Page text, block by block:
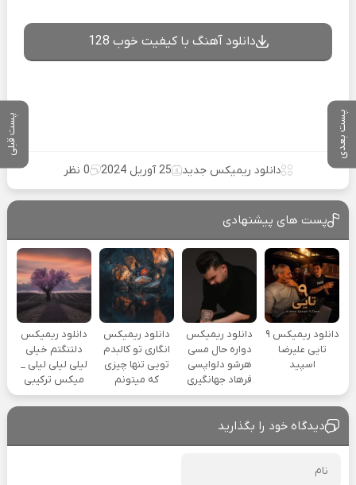
پست بعدی پست قبلی
دانلود آهنگ با کیفیت خوب 128
دانلود ریمیکس جدید 25 آوریل 2024 0 نظر
پست های پیشنهادی
دانلود ریمیکس ۹
تایی علیرضا
اسپید
دانلود ریمیکس
دواره حال مسی
هرشو دلواپسی
فرهاد جهانگیری
دانلود ریمیکس
انگاری تو کالبدم
تویی تنها چیزی
که میتونم
دانلود ریمیکس
دلتنگتم خیلی
لیلی لیلی لیلی _
میکس ترکیبی
دیدگاه خود را بگذارید